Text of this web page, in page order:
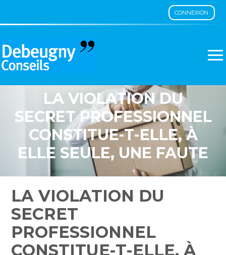
CONNEXION
Aller
au
LA VIOLATION DU
SECRET PROFESSIONNEL
CONSTITUE-T-ELLE, À
ELLE SEULE, UNE FAUTE
GRAVE ?
LA VIOLATION DU
SECRET
PROFESSIONNEL
CONSTITUE-T-ELLE, À